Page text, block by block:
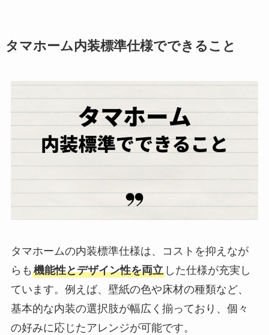
タマホーム内装標準仕様でできること
タマホームの内装標準仕様は、コストを抑えなが
らも 機能性とデザイン性を両立した仕様が充実し
ています。例えば、壁紙の色や床材の種類など、
基本的な内装の選択肢が幅広く揃っており、個々
の好みに応じたアレンジが可能です。